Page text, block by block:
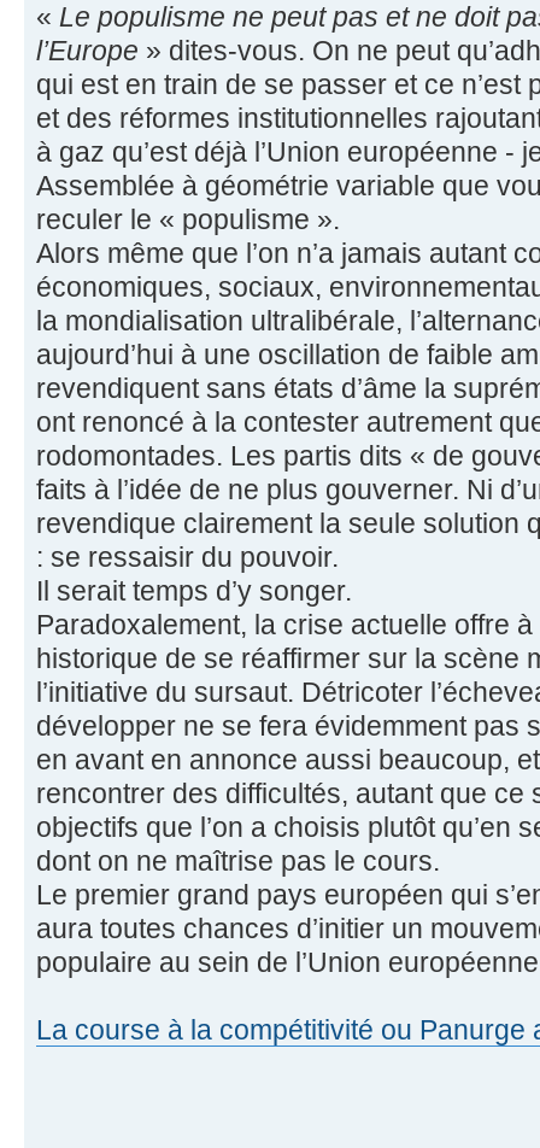
« Le populisme ne peut pas et ne doit
l’Europe » dites-vous. On ne peut
qui est en train de se passer et ce
et des réformes institutionnelles
à gaz qu’est déjà l’Union européenne -
Assemblée à géométrie variable que
reculer le « populisme ».
Alors même que l’on n’a jamais autant
économiques, sociaux,
la mondialisation ultralibérale,
aujourd’hui à une oscillation de faible
revendiquent sans états d’âme la
ont renoncé à la contester autrement
rodomontades. Les partis dits « de
faits à l’idée de ne plus gouverner. Ni
revendique clairement la seule solution
: se ressaisir du pouvoir.
Il serait temps d’y songer.
Paradoxalement, la crise actuelle offre
historique de se réaffirmer sur la scène
l’initiative du sursaut. Détricoter
développer ne se fera évidemment pas
en avant en annonce aussi beaucoup,
rencontrer des difficultés, autant que ce
objectifs que l’on a choisis plutôt qu’en
dont on ne maîtrise pas le cours.
Le premier grand pays européen qui
aura toutes chances d’initier un
populaire au sein de l’Union
La course à la compétitivité ou Panurge